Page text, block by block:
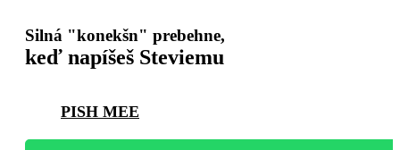
Silná "konekšn" prebehne,
keď napíšeš Steviemu
PISH MEE